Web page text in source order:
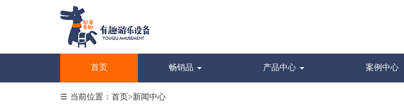
首页 畅销品 产品中心 案例中心
当前位置： 首页>新闻中心